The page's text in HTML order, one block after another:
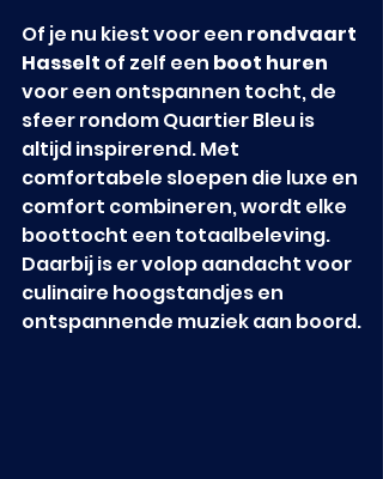
Of je nu kiest voor een rondvaart
Hasselt of zelf een boot huren
voor een ontspannen tocht, de
sfeer rondom Quartier Bleu is
altijd inspirerend. Met
comfortabele sloepen die luxe en
comfort combineren, wordt elke
boottocht een totaalbeleving.
Daarbij is er volop aandacht voor
culinaire hoogstandjes en
ontspannende muziek aan boord.